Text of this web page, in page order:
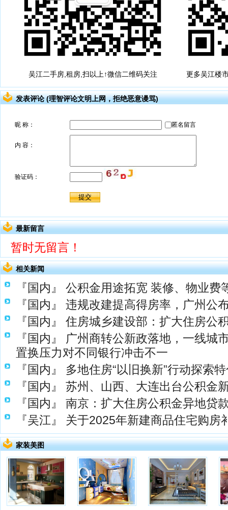
吴江二手房,租房,扫以上↑微信二维码关注 更多吴江楼
发表评论 (理智评论文明上网，拒绝恶意谩骂)
最新留言
暂时无留言！
相关新闻
『国内』
公积金用途拓宽 装修、物业费
『国内』
违规改建提高得房率，广州公
『国内』
住房城乡建设部：扩大住房公
『国内』
广州商转公新政落地，一线城
置换压力对不同银行冲击不一
『国内』
多地住房“以旧换新”行动探索
『国内』
苏州、山西、大连出台公积金
『国内』
南京：扩大住房公积金异地贷
『吴江』
关于2025年新建商品住宅购房
家装美图